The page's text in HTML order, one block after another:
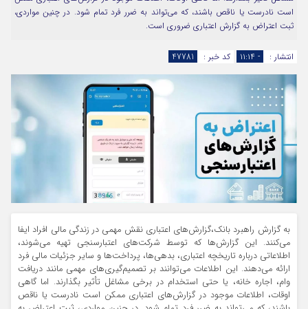
است نادرست یا ناقص باشند، که می‌تواند به ضرر فرد تمام شود. در چنین مواردی،
ثبت اعتراض به گزارش اعتباری ضروری است.
انتشار : - ۱۱:۱۴ کد خبر : 47781
به گزارش راهبرد بانک،گزارش‌های اعتباری نقش مهمی در زندگی مالی افراد ایفا
می‌کنند. این گزارش‌ها که توسط شرکت‌های اعتبارسنجی تهیه می‌شوند،
اطلاعاتی درباره تاریخچه اعتباری، بدهی‌ها، پرداخت‌ها و سایر جزئیات مالی فرد
ارائه می‌دهند. این اطلاعات می‌توانند بر تصمیم‌گیری‌های مهمی مانند دریافت
وام، اجاره خانه، یا حتی استخدام در برخی مشاغل تأثیر بگذارند. اما گاهی
اوقات، اطلاعات موجود در گزارش‌های اعتباری ممکن است نادرست یا ناقص